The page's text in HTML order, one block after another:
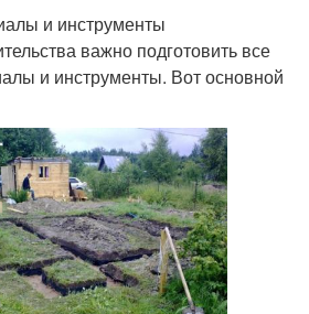
и инструменты
важно подготовить все
и инструменты. Вот основной